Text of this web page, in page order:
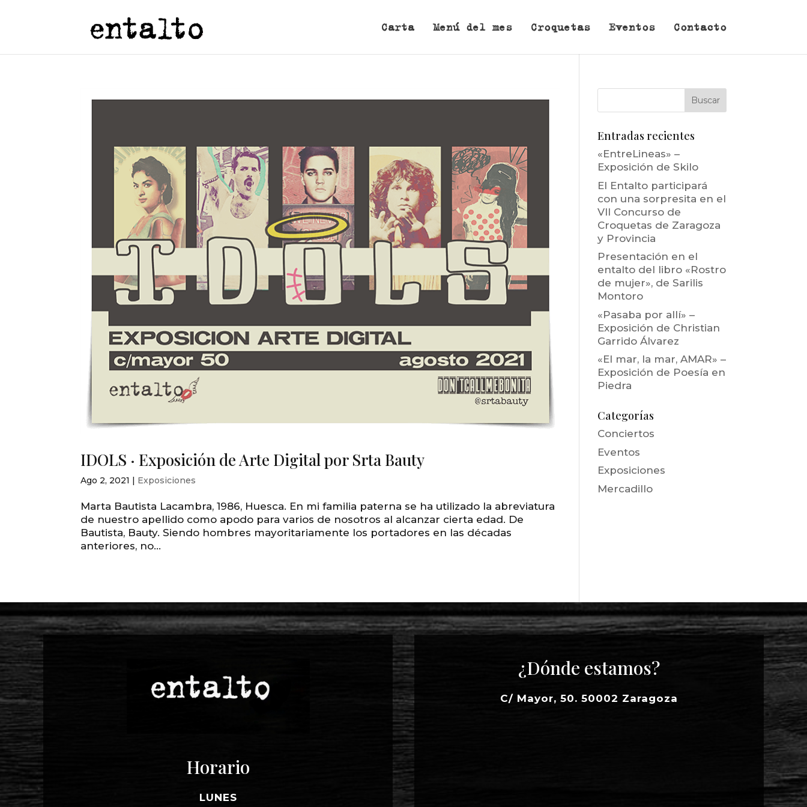
Carta Menú del mes Croquetas Eventos Contacto
IDOLS · Exposición de Arte Digital por Srta Bauty
Ago 2, 2021 | Exposiciones
Marta Bautista Lacambra, 1986, Huesca. En mi familia paterna se ha utilizado la abreviatura
de nuestro apellido como apodo para varios de nosotros al alcanzar cierta edad. De
Bautista, Bauty. Siendo hombres mayoritariamente los portadores en las décadas
anteriores, no...
Entradas recientes
«EntreLineas» –
Exposición de Skilo
El Entalto participará
con una sorpresita en el
VII Concurso de
Croquetas de Zaragoza
y Provincia
Presentación en el
entalto del libro «Rostro
de mujer», de Sarilis
Montoro
«Pasaba por allí» –
Exposición de Christian
Garrido Álvarez
«El mar, la mar, AMAR» –
Exposición de Poesía en
Piedra
Categorías
Conciertos
Eventos
Exposiciones
Mercadillo
Horario
LUNES
¿Dónde estamos?
C/ Mayor, 50. 50002 Zaragoza